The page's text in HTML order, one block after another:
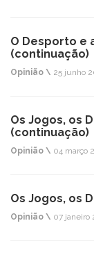
O Desporto e
(continuação)
Opinião \ 25 junho
Os Jogos, os
(continuação)
Opinião \ 04 março
Os Jogos, os
Opinião \ 07 janeiro